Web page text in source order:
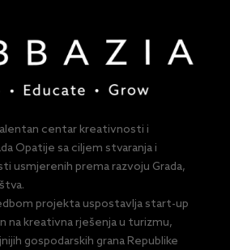
centar kreativnosti i
Opatije sa ciljem stvaranja i
usmjerenih prema razvoju Grada,
projekta uspostavlja start-up
na kreativna rješenja u turizmu,
gospodarskih grana Republike